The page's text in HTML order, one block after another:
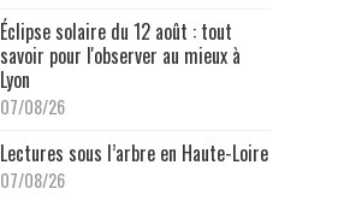
Éclipse solaire du 12 août : tout
savoir pour l'observer au mieux à
Lyon
07/08/26
Lectures sous l’arbre en Haute-Loire
07/08/26